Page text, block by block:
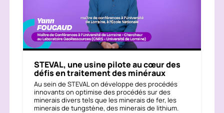
STEVAL, une usine pilote au cœur des
défis en traitement des minéraux
Au sein de STEVAL on développe des procédés
innovants on optimise des procédés sur des
minerais divers tels que les minerais de fer, les
minerais de tungstène, des minerais de lithium.